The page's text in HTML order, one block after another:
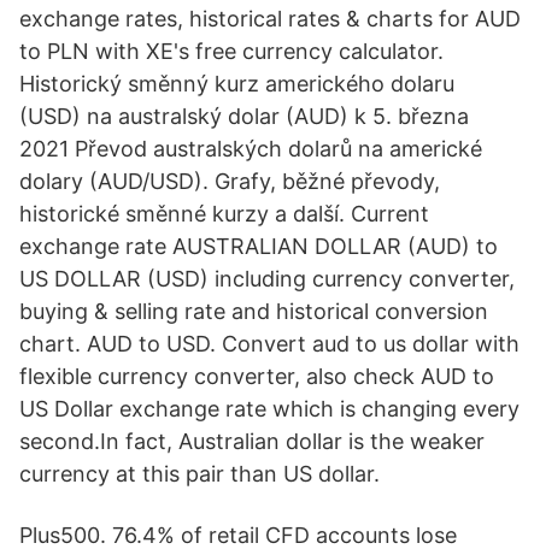
exchange rates, historical rates & charts for AUD
to PLN with XE's free currency calculator.
Historický směnný kurz amerického dolaru
(USD) na australský dolar (AUD) k 5. března
2021 Převod australských dolarů na americké
dolary (AUD/USD). Grafy, běžné převody,
historické směnné kurzy a další. Current
exchange rate AUSTRALIAN DOLLAR (AUD) to
US DOLLAR (USD) including currency converter,
buying & selling rate and historical conversion
chart. AUD to USD. Convert aud to us dollar with
flexible currency converter, also check AUD to
US Dollar exchange rate which is changing every
second.In fact, Australian dollar is the weaker
currency at this pair than US dollar.
Plus500. 76.4% of retail CFD accounts lose